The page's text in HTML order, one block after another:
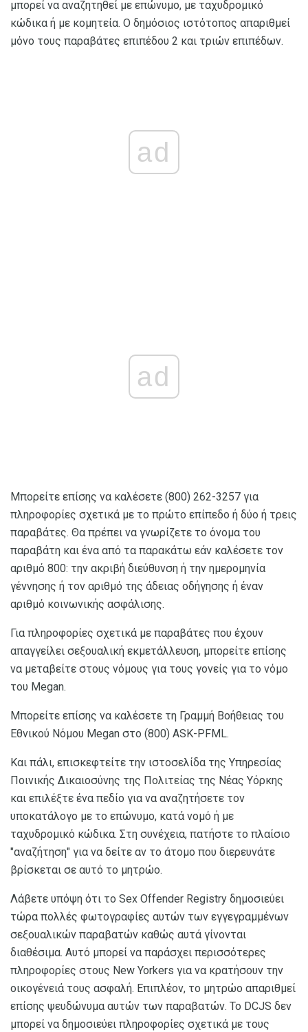
μπορεί να αναζητηθεί με επώνυμο, με ταχυδρομικό
κώδικα ή με κομητεία. Ο δημόσιος ιστότοπος απαριθμεί
μόνο τους παραβάτες επιπέδου 2 και τριών επιπέδων.
ad
ad
Μπορείτε επίσης να καλέσετε (800) 262-3257 για
πληροφορίες σχετικά με το πρώτο επίπεδο ή δύο ή τρεις
παραβάτες. Θα πρέπει να γνωρίζετε το όνομα του
παραβάτη και ένα από τα παρακάτω εάν καλέσετε τον
αριθμό 800: την ακριβή διεύθυνση ή την ημερομηνία
γέννησης ή τον αριθμό της άδειας οδήγησης ή έναν
αριθμό κοινωνικής ασφάλισης.
Για πληροφορίες σχετικά με παραβάτες που έχουν
απαγγείλει σεξουαλική εκμετάλλευση, μπορείτε επίσης
να μεταβείτε στους νόμους για τους γονείς για το νόμο
του Megan.
Μπορείτε επίσης να καλέσετε τη Γραμμή Βοήθειας του
Εθνικού Νόμου Megan στο (800) ASK-PFML.
Και πάλι, επισκεφτείτε την ιστοσελίδα της Υπηρεσίας
Ποινικής Δικαιοσύνης της Πολιτείας της Νέας Υόρκης
και επιλέξτε ένα πεδίο για να αναζητήσετε τον
υποκατάλογο με το επώνυμο, κατά νομό ή με
ταχυδρομικό κώδικα. Στη συνέχεια, πατήστε το πλαίσιο
"αναζήτηση" για να δείτε αν το άτομο που διερευνάτε
βρίσκεται σε αυτό το μητρώο.
Λάβετε υπόψη ότι το Sex Offender Registry δημοσιεύει
τώρα πολλές φωτογραφίες αυτών των εγγεγραμμένων
σεξουαλικών παραβατών καθώς αυτά γίνονται
διαθέσιμα. Αυτό μπορεί να παράσχει περισσότερες
πληροφορίες στους New Yorkers για να κρατήσουν την
οικογένειά τους ασφαλή. Επιπλέον, το μητρώο απαριθμεί
επίσης ψευδώνυμα αυτών των παραβατών. Το DCJS δεν
μπορεί να δημοσιεύει πληροφορίες σχετικά με τους